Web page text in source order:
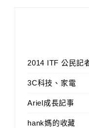
2014 ITF 公民記
3C科技、家電
Ariel成長記事
hank媽的收藏